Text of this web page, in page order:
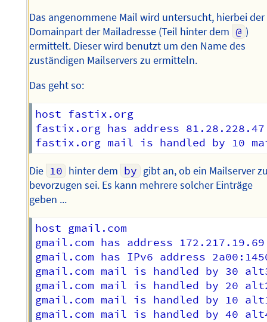
Das angenommene Mail wird untersucht, hierbei der
Domainpart der Mailadresse (Teil hinter dem @ )
ermittelt. Dieser wird benutzt um den Name des
zuständigen Mailservers zu ermitteln.
Das geht so:
host fastix.org
fastix.org has address 81.28.228.47
Die 10 hinter dem by gibt an, ob ein Mailserver
bevorzugen sei. Es kann mehrere solcher Einträge
geben ...
host gmail.com
gmail.com has address 172.217.19.69
gmail.com has IPv6 address
gmail.com mail is handled by 30
gmail.com mail is handled by 20
gmail.com mail is handled by 10
gmail.com mail is handled by 40